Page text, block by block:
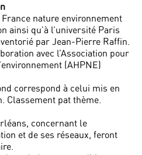
nature environnement
ainsi qu’à l’université Paris
par Jean-Pierre Raffin.
avec l’Association pour
(AHPNE)
correspond à celui mis en
Classement pat thème.
concernant le
et de ses réseaux, feront